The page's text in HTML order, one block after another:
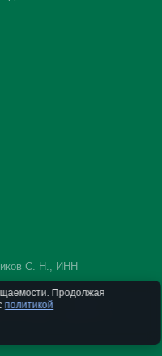
С. Н., ИНН
врача. Имеются
специалиста.
Продолжая
политикой